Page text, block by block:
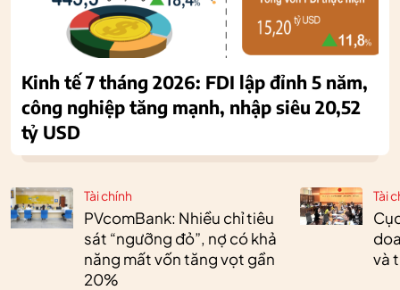
Tài chính
PVcomBank: Nhiều chỉ tiêu
sát “ngưỡng đỏ”, nợ có khả
năng mất vốn tăng vọt gần
20%
Tài
và
Kinh tế 7 tháng 2026: FDI lập đỉnh 5 năm,
công nghiệp tăng mạnh, nhập siêu 20,52
tỷ USD